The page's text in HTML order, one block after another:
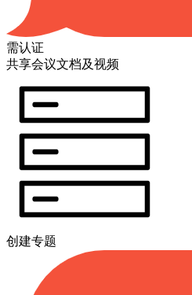
需认证
共享会议文档及视频
创建专题